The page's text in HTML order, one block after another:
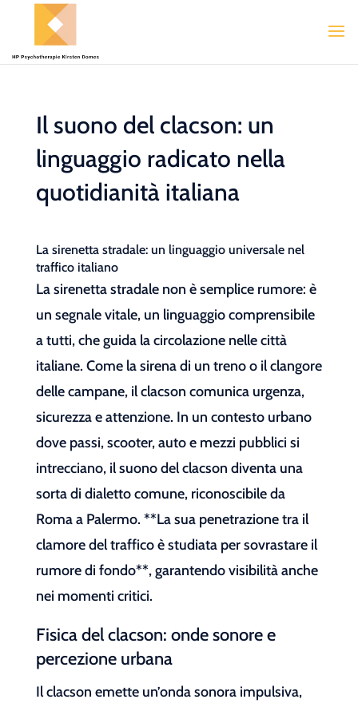
Il suono del clacson: un
linguaggio radicato nella
quotidianità italiana
La sirenetta stradale: un linguaggio universale nel
traffico italiano
La sirenetta stradale non è semplice rumore: è
un segnale vitale, un linguaggio comprensibile
a tutti, che guida la circolazione nelle città
italiane. Come la sirena di un treno o il clangore
delle campane, il clacson comunica urgenza,
sicurezza e attenzione. In un contesto urbano
dove passi, scooter, auto e mezzi pubblici si
intrecciano, il suono del clacson diventa una
sorta di dialetto comune, riconoscibile da
Roma a Palermo. **La sua penetrazione tra il
clamore del traffico è studiata per sovrastare il
rumore di fondo**, garantendo visibilità anche
nei momenti critici.
Fisica del clacson: onde sonore e
percezione urbana
Il clacson emette un’onda sonora impulsiva,